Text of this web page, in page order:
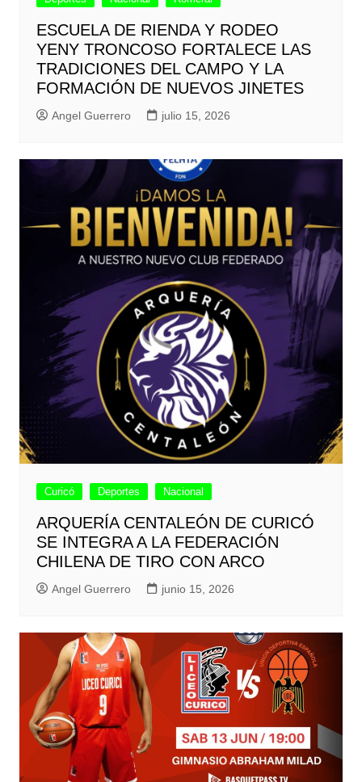
ESCUELA DE RIENDA Y RODEO
YENY TRONCOSO FORTALECE LAS
TRADICIONES DEL CAMPO Y LA
FORMACIÓN DE NUEVOS JINETES
Angel Guerrero julio 15, 2026
Curicó Deportes Nacional
ARQUERÍA CENTALEÓN DE CURICÓ
SE INTEGRA A LA FEDERACIÓN
CHILENA DE TIRO CON ARCO
Angel Guerrero junio 15, 2026